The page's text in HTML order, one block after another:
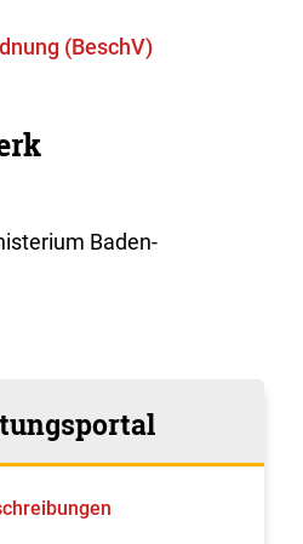
(BeschV)
Baden-